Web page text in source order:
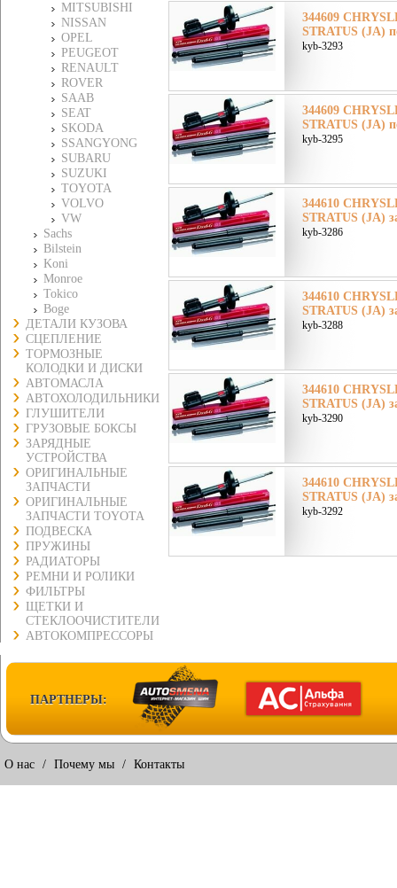
MITSUBISHI
NISSAN
OPEL
PEUGEOT
RENAULT
ROVER
SAAB
SEAT
SKODA
SSANGYONG
SUBARU
SUZUKI
TOYOTA
VOLVO
VW
Sachs
Bilstein
Koni
Monroe
Tokico
Boge
ДЕТАЛИ КУЗОВА
СЦЕПЛЕНИЕ
ТОРМОЗНЫЕ
КОЛОДКИ И ДИСКИ
АВТОМАСЛА
АВТОХОЛОДИЛЬНИКИ
ГЛУШИТЕЛИ
ГРУЗОВЫЕ БОКСЫ
ЗАРЯДНЫЕ
УСТРОЙСТВА
ОРИГИНАЛЬНЫЕ
ЗАПЧАСТИ
ОРИГИНАЛЬНЫЕ
ЗАПЧАСТИ TOYOTA
ПОДВЕСКА
ПРУЖИНЫ
РАДИАТОРЫ
РЕМНИ И РОЛИКИ
ФИЛЬТРЫ
ЩЕТКИ И
СТЕКЛООЧИСТИТЕЛИ
АВТОКОМПРЕССОРЫ
344609
STRATUS (JA)
kyb-3293
344609
STRATUS (JA)
kyb-3295
344610
STRATUS (JA)
kyb-3286
344610
STRATUS (JA)
kyb-3288
344610
STRATUS (JA)
kyb-3290
344610
STRATUS (JA)
kyb-3292
ПАРТНЕРЫ:
О нас / Почему мы / Контакты